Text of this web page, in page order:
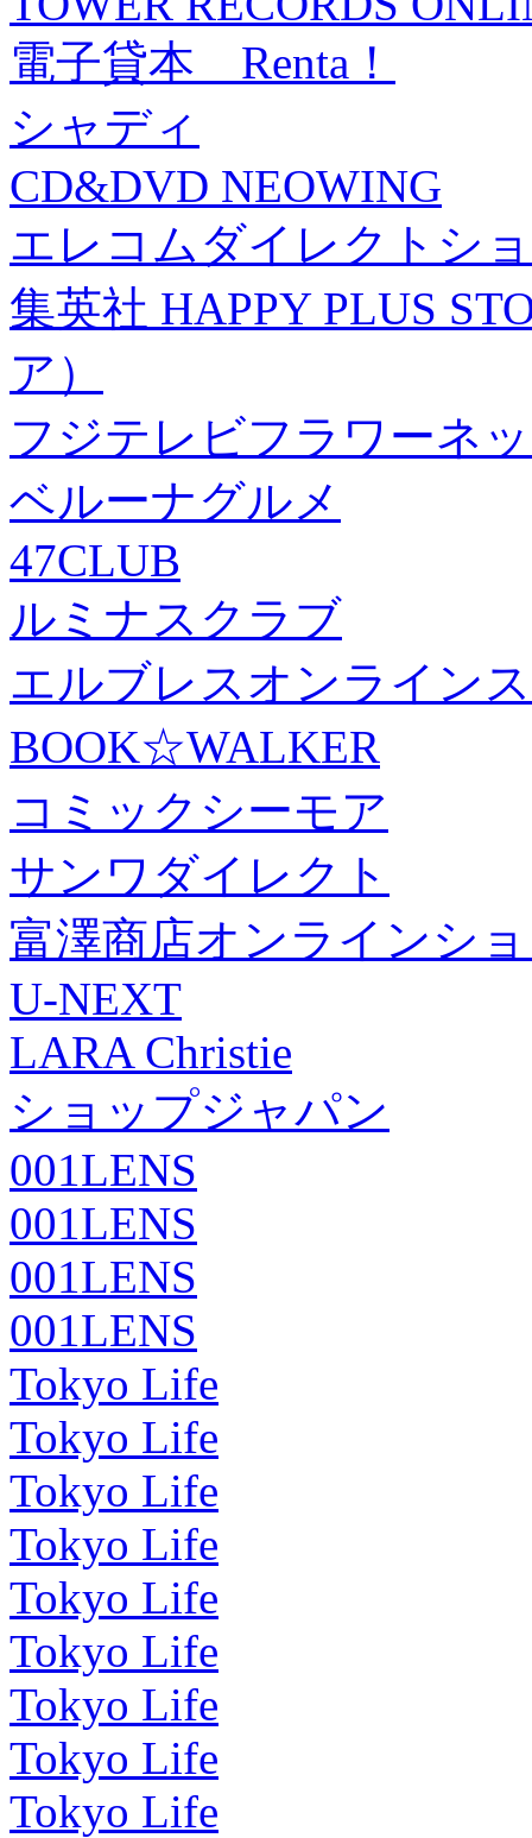
電子貸本 Renta！
シャディ
CD&DVD NEOWING
エレコムダイレクトシ
集英社 HAPPY PLUS
ア）
フジテレビフラワーネ
ベルーナグルメ
47CLUB
ルミナスクラブ
エルブレスオンライン
BOOK☆WALKER
コミックシーモア
サンワダイレクト
富澤商店オンラインシ
U-NEXT
LARA Christie
ショップジャパン
001LENS
001LENS
001LENS
001LENS
Tokyo Life
Tokyo Life
Tokyo Life
Tokyo Life
Tokyo Life
Tokyo Life
Tokyo Life
Tokyo Life
Tokyo Life